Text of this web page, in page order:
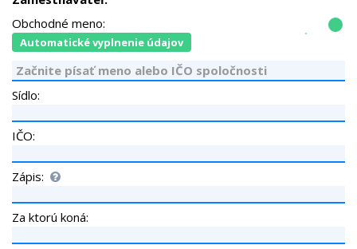
Obchodné meno:
Začnite písať meno alebo IČO spoločnosti
Automatické vyplnenie údajov
Sídlo:
IČO:
Zápis:
Za ktorú koná: